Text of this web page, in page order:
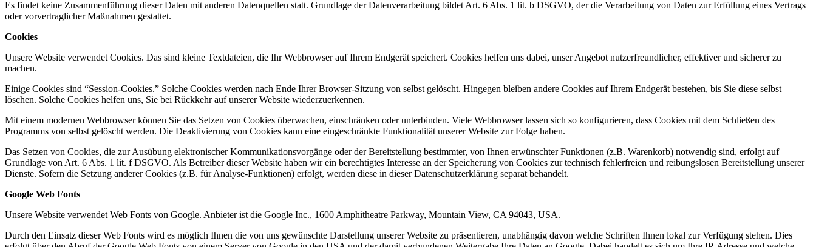
Es findet keine Zusammenführung dieser Daten mit anderen Datenquellen statt. Grundlage der Datenverarbeitung bildet Art. 6 Abs. 1 lit. b DSGVO, der die Verarbeitung von Daten zur Erfüllung eines Vertrags
oder vorvertraglicher Maßnahmen gestattet.
Cookies
Unsere Website verwendet Cookies. Das sind kleine Textdateien, die Ihr Webbrowser auf Ihrem Endgerät speichert. Cookies helfen uns dabei, unser Angebot nutzerfreundlicher, effektiver und sicherer zu
machen.
Einige Cookies sind “Session-Cookies.” Solche Cookies werden nach Ende Ihrer Browser-Sitzung von selbst gelöscht. Hingegen bleiben andere Cookies auf Ihrem Endgerät bestehen, bis Sie diese selbst
löschen. Solche Cookies helfen uns, Sie bei Rückkehr auf unserer Website wiederzuerkennen.
Mit einem modernen Webbrowser können Sie das Setzen von Cookies überwachen, einschränken oder unterbinden. Viele Webbrowser lassen sich so konfigurieren, dass Cookies mit dem Schließen des
Programms von selbst gelöscht werden. Die Deaktivierung von Cookies kann eine eingeschränkte Funktionalität unserer Website zur Folge haben.
Das Setzen von Cookies, die zur Ausübung elektronischer Kommunikationsvorgänge oder der Bereitstellung bestimmter, von Ihnen erwünschter Funktionen (z.B. Warenkorb) notwendig sind, erfolgt auf
Grundlage von Art. 6 Abs. 1 lit. f DSGVO. Als Betreiber dieser Website haben wir ein berechtigtes Interesse an der Speicherung von Cookies zur technisch fehlerfreien und reibungslosen Bereitstellung unserer
Dienste. Sofern die Setzung anderer Cookies (z.B. für Analyse-Funktionen) erfolgt, werden diese in dieser Datenschutzerklärung separat behandelt.
Google Web Fonts
Unsere Website verwendet Web Fonts von Google. Anbieter ist die Google Inc., 1600 Amphitheatre Parkway, Mountain View, CA 94043, USA.
Durch den Einsatz dieser Web Fonts wird es möglich Ihnen die von uns gewünschte Darstellung unserer Website zu präsentieren, unabhängig davon welche Schriften Ihnen lokal zur Verfügung stehen. Dies